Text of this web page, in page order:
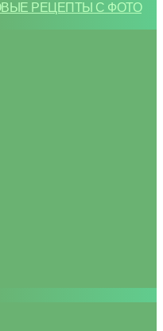
РЕЦЕПТЫ С ФОТО